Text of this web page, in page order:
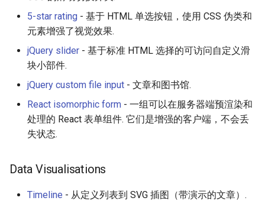
5-star rating - 基于 HTML 单选按钮，使用 CSS 伪类和
元素增强了视觉效果.
jQuery slider - 基于标准 HTML 选择的可访问自定义滑
块小部件.
jQuery custom file input - 文章和图书馆.
React isomorphic form - 一组可以在服务器端预渲染和
处理的 React 表单组件. 它们是增强的客户端，不会丢
失状态.
Data Visualisations
Timeline - 从定义列表到 SVG 插图（带演示的文章）.